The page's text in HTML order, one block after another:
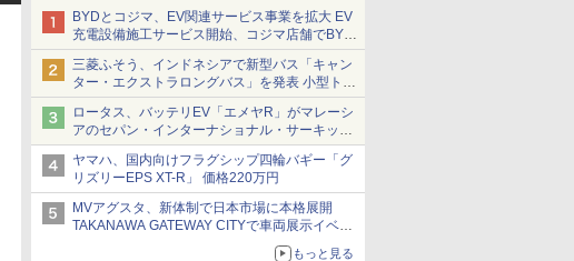
BYDとコジマ、EV関連サービス事業を拡大 EV
充電設備施工サービス開始、コジマ店舗でBYD
車の展示・試乗イベントを強化
三菱ふそう、インドネシアで新型バス「キャン
ター・エクストラロングバス」を発表 小型トラ
ックベースの観光・旅客輸送向けバス
ロータス、バッテリEV「エメヤR」がマレーシ
アのセパン・インターナショナル・サーキット
のBEV最速タイムを樹立
ヤマハ、国内向けフラグシップ四輪バギー「グ
リズリーEPS XT-R」 価格220万円
MVアグスタ、新体制で日本市場に本格展開
TAKANAWA GATEWAY CITYで車両展示イベン
もっと見る